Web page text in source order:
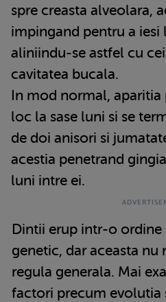
spre creasta alveolara,
impingand pentru a iesi
aliniindu-se astfel cu
cavitatea bucala.
In mod normal,
loc la sase luni si se
de doi anisori si
acestia penetrand
luni intre ei.
Dintii erup intr-o
genetic, dar aceasta nu
regula generala. Mai
factori precum evolutia